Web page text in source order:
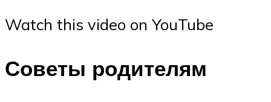
Watch this video on YouTube
Советы родителям